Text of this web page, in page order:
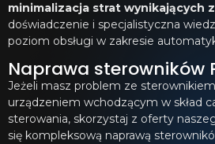
minimalizacja strat wynikających
doświadczenie i specjalistyczna
poziom obsługi w zakresie
Naprawa sterowników
Jeżeli masz problem ze
urządzeniem wchodzącym w skład
sterowania, skorzystaj z oferty
się kompleksową naprawą